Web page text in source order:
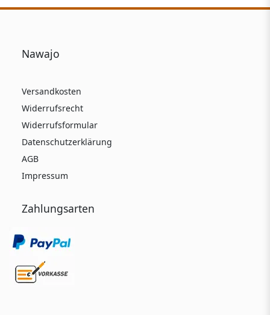
Nawajo
Versandkosten
Widerrufsrecht
Widerrufsformular
Datenschutzerklärung
AGB
Impressum
Zahlungsarten